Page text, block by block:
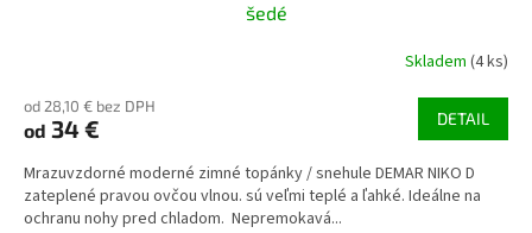
šedé
Skladem (4 ks)
od 28,10 € bez DPH
od 34 € DETAIL
Mrazuvzdorné moderné zimné topánky / snehule DEMAR NIKO D
zateplené pravou ovčou vlnou. sú veľmi teplé a ľahké. Ideálne na
ochranu nohy pred chladom. Nepremokavá...